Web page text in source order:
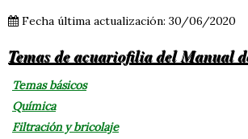
Fecha última actualización: 30/06/2020
Temas de acuariofilia del Manual
Temas básicos
Química
Filtración y bricolaje